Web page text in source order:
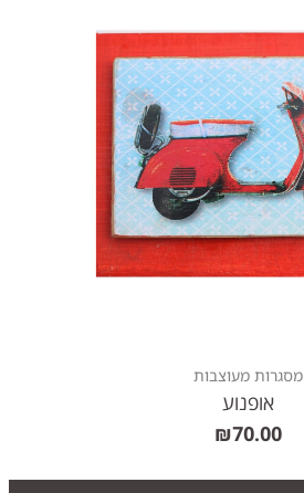
מסגרות מעוצבות
אופנוע
₪70.00